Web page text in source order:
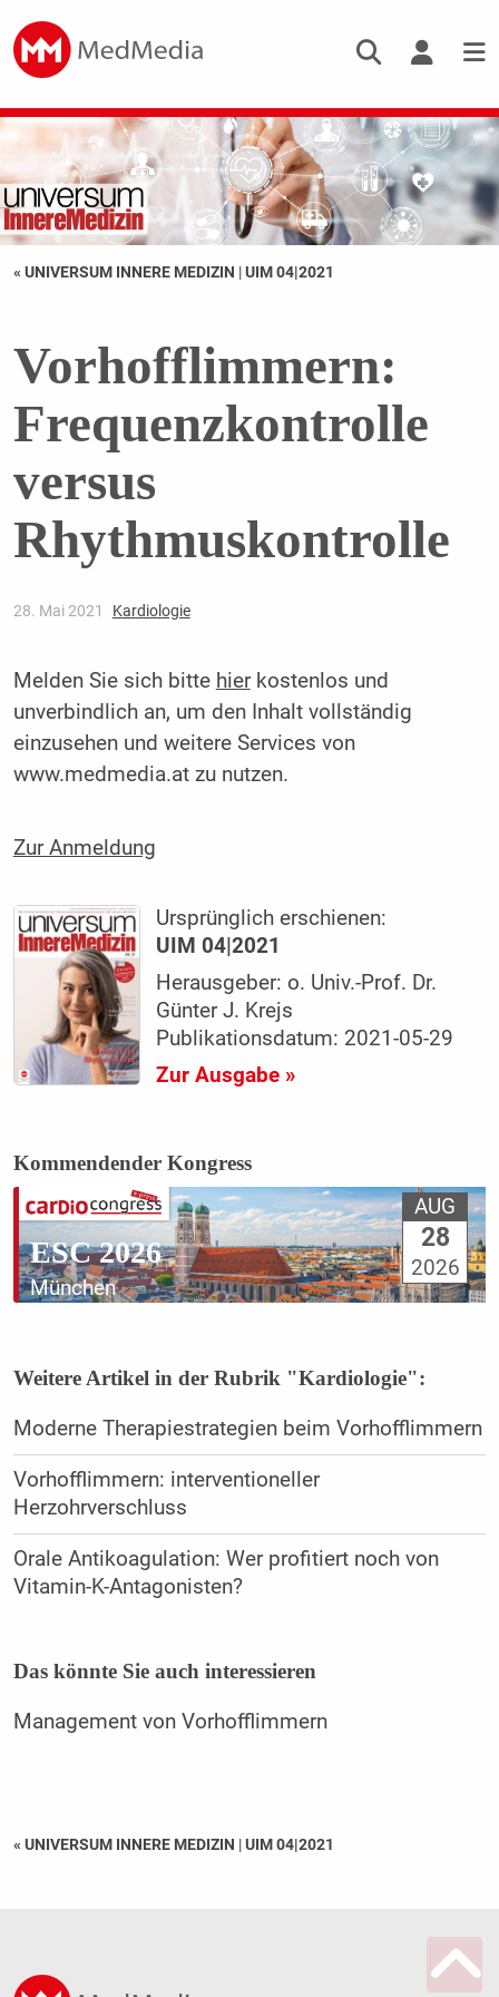
« UNIVERSUM INNERE MEDIZIN |UIM 04|2021
Vorhofflimmern:
Frequenzkontrolle
versus
Rhythmuskontrolle
28. Mai 2021 Kardiologie
Melden Sie sich bitte hierkostenlos und
unverbindlich an, um den Inhalt vollständig
einzusehen und weitere Services von
www.medmedia.at zu nutzen.
Zur Anmeldung
Ursprünglich erschienen:
UIM 04|2021
Herausgeber: o. Univ.-Prof. Dr.
Günter J. Krejs
Publikationsdatum: 2021-05-29
Zur Ausgabe »
Kommendender Kongress
ESC 2026
München
AUG
28
2026
Weitere Artikel in der Rubrik "Kardiologie":
Moderne Therapiestrategien beim Vorhofflimmern
Vorhofflimmern: interventioneller
Herzohrverschluss
Orale Antikoagulation: Wer profitiert noch von
Vitamin-K-Antagonisten?
Das könnte Sie auch interessieren
Management von Vorhofflimmern
« UNIVERSUM INNERE MEDIZIN |UIM 04|2021